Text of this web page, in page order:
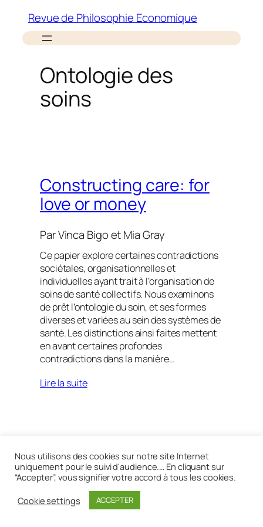
contenu
Revue de Philosophie Economique
Ontologie des
soins
Constructing care: for
love or money
ParVinca BigoetMia Gray
Ce papier explore certaines contradictions
sociétales, organisationnelles et
individuelles ayant trait à l’organisation de
soins de santé collectifs. Nous examinons
de prêt l’ontologie du soin, et ses formes
diverses et variées au sein des systèmes de
santé. Les distinctions ainsi faites mettent
en avant certaines profondes
contradictions dans la manière…
Lire la suite
Nous utilisons des cookies sur notre site Internet
uniquement pour le suivi d'audience.… En cliquant sur
“Accepter”, vous signifier votre accord à tous les cookies.
Cookie settings
ACCEPTER